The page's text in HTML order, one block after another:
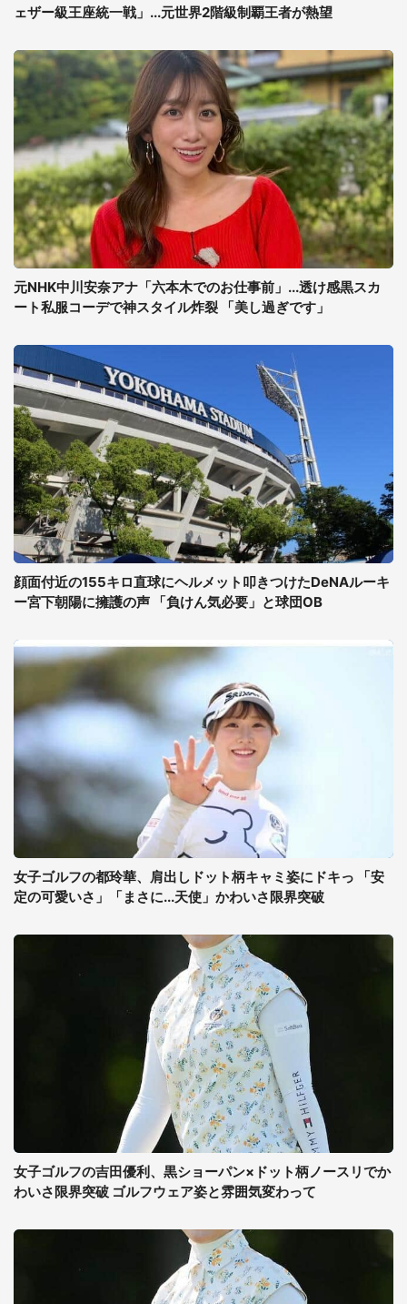
ェザー級王座統一戦」...元世界2階級制覇王者が熱望
元NHK中川安奈アナ「六本木でのお仕事前」...透け感黒スカ
ート私服コーデで神スタイル炸裂 「美し過ぎです」
顔面付近の155キロ直球にヘルメット叩きつけたDeNAルーキ
ー宮下朝陽に擁護の声 「負けん気必要」と球団OB
女子ゴルフの都玲華、肩出しドット柄キャミ姿にドキっ 「安
定の可愛いさ」「まさに...天使」かわいさ限界突破
女子ゴルフの吉田優利、黒ショーパン×ドット柄ノースリでか
わいさ限界突破 ゴルフウェア姿と雰囲気変わって